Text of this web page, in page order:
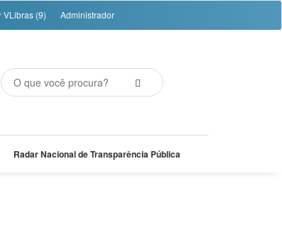
VLibras (9) Administrador
Radar Nacional de Transparência Pública